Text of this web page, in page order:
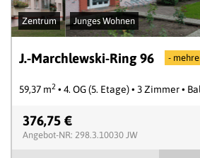
Zentrum Junges Wohnen
J.-Marchlewski-Ring 96 -
59,37 m2 • 4. OG (5. Etage) • 3 Zimmer •
376,75 €
Angebot-NR: 298.3.10030 JW